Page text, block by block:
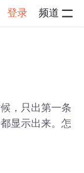
登录 频道
，只出第一条
显示出来。怎